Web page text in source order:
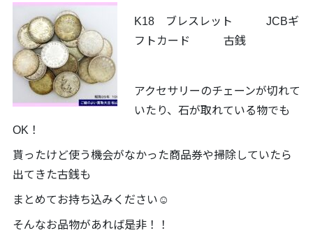
K18 ブレスレット JCBギ
フトカード 古銭
アクセサリーのチェーンが切れて
いたり、石が取れている物でも
OK！
貰ったけど使う機会がなかった商品券や掃除していたら
出てきた古銭も
まとめてお持ち込みください☺️
そんなお品物があれば是非！！